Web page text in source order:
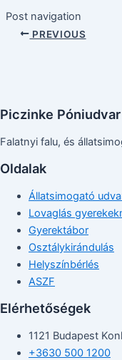
Post navigation
PREVIOUS
Piczinke Póniudvar
Falatnyi falu, és
Oldalak
Állatsimogató
Lovaglás
Gyerektábor
Osztálykirándulás
Helyszínbérlés
ASZF
Elérhetőségek
1121 Budapest
+3630 500 1200